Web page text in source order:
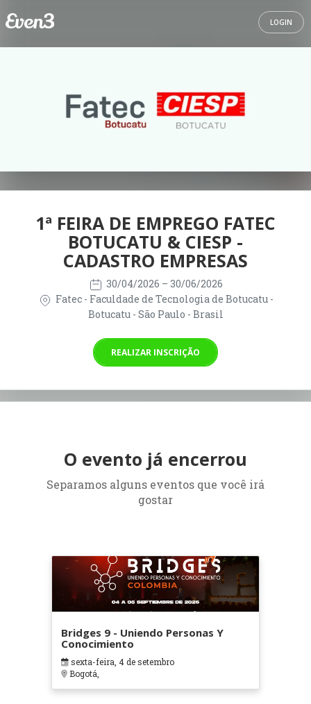
LOGIN
1ª FEIRA DE EMPREGO FATEC
BOTUCATU & CIESP -
CADASTRO EMPRESAS
30/04/2026 – 30/06/2026
Fatec - Faculdade de Tecnologia de Botucatu -
Botucatu - São Paulo - Brasil
REALIZAR INSCRIÇÃO
O evento já encerrou
Separamos alguns eventos que você irá
gostar
Bridges 9 - Uniendo Personas Y
Conocimiento
sexta-feira, 4 de setembro
Bogotá,